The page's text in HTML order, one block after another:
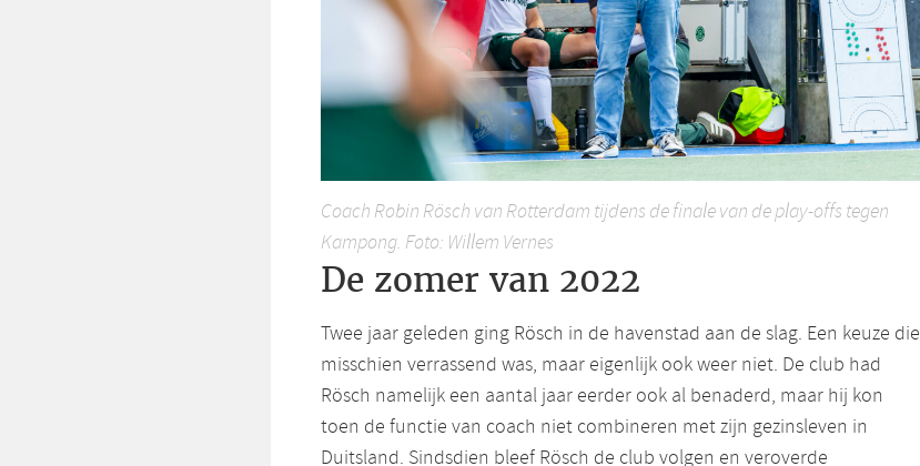
Coach Robin Rösch van Rotterdam tijdens de finale van de play-offs tegen
Kampong. Foto: Willem Vernes
De zomer van 2022
Twee jaar geleden ging Rösch in de havenstad aan de slag. Een keuze die
misschien verrassend was, maar eigenlijk ook weer niet. De club had
Rösch namelijk een aantal jaar eerder ook al benaderd, maar hij kon
toen de functie van coach niet combineren met zijn gezinsleven in
Duitsland. Sindsdien bleef Rösch de club volgen en veroverde